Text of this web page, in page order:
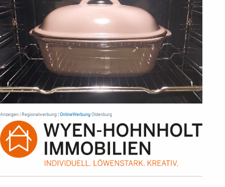
Anzeigen | Regionalwerbung | OnlineWerbung Oldenburg